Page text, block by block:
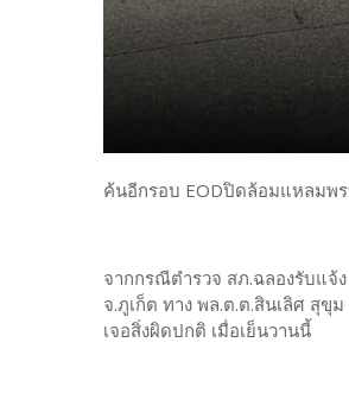
ค้นอีกรอบ EODปิดล้อมแหลมพร
จากกรณีตำรวจ สภ.ฉลองรับแจ้
จ.ภูเก็ต ทาง พล.ต.ต.สินเลิศ สุขุ
เจอสิ่งผิดปกติ เมื่อเย็นวานนี้